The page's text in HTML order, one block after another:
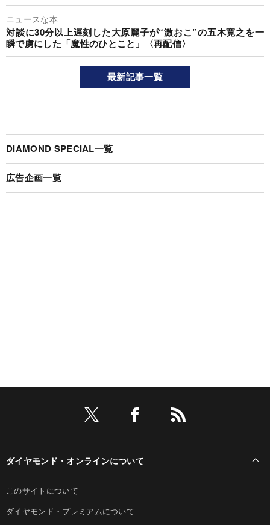
ニュースな本
対談に30分以上遅刻した大原麗子が“激おこ”の五木寛之を一
瞬で虜にした「魔性のひとこと」〈再配信〉
最新記事一覧
DIAMOND SPECIAL一覧
広告企画一覧
ダイヤモンド・オンラインについて
このサイトについて
ダイヤモンド・プレミアムについて